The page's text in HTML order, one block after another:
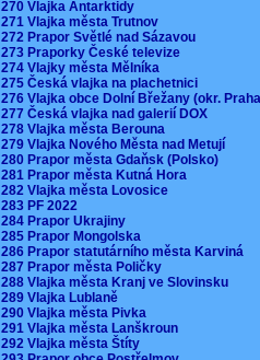
270 Vlajka Antarktidy
271 Vlajka města Trutnov
272 Prapor Světlé nad Sázavou
273 Praporky České televize
274 Vlajky města Mělníka
275 Česká vlajka na plachetnici
276 Vlajka obce Dolní Břežany (okr.
277 Česká vlajka nad galerií DOX
278 Vlajka města Berouna
279 Vlajka Nového Města nad Metují
280 Prapor města Gdaňsk (Polsko)
281 Prapor města Kutná Hora
282 Vlajka města Lovosice
283 PF 2022
284 Prapor Ukrajiny
285 Prapor Mongolska
286 Prapor statutárního města Karviná
287 Prapor města Poličky
288 Vlajka města Kranj ve Slovinsku
289 Vlajka Lublaně
290 Vlajka města Pivka
291 Vlajka města Lanškroun
292 Vlajka města Štíty